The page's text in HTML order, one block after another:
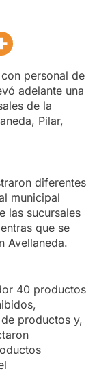
personal de
adelante una
de la
Pilar,
diferentes
municipal
las sucursales
que se
Avellaneda.
40 productos
productos y,